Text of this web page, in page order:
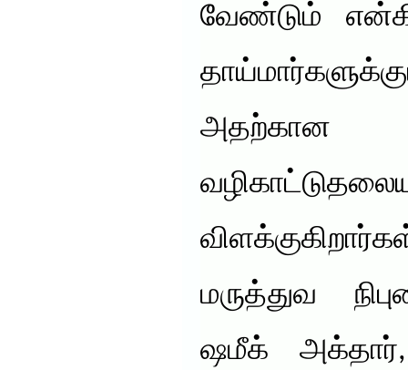
வேண்டும்
அதற்கான
மருத்துவ
ஷமீக்